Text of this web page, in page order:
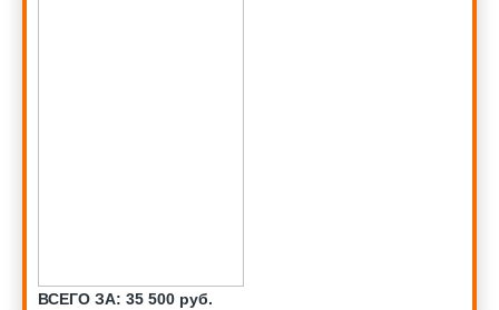
ВСЕГО ЗА: 35 500 руб.